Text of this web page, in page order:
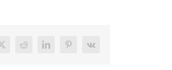
X Reddit LinkedInPinterest
Vk